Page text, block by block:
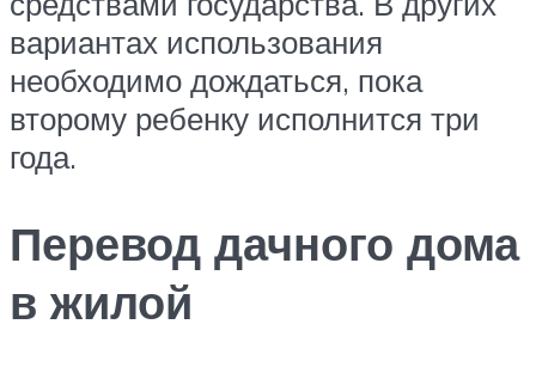
вариантах использования
необходимо дождаться, пока
второму ребенку исполнится три
года.
Перевод дачного дома
в жилой